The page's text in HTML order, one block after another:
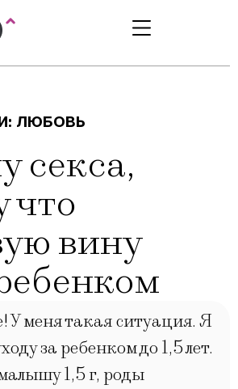
ЛЮБОВЬ
секса,
что
вину
У меня такая ситуация. Я
за ребенком до 1,5 лет.
1,5 г, роды